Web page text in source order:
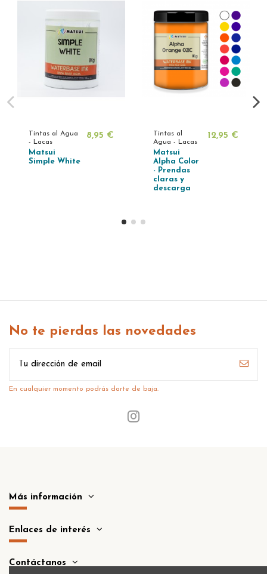
Tintas al Agua
- Lacas
Matsui
Simple White
8,95 €
Tintas al
Agua - Lacas
Matsui
Alpha Color
- Prendas
claras y
descarga
12,95 €
No te pierdas las novedades
En cualquier momento podrás darte de baja.
Más información
Enlaces de interés
Contáctanos